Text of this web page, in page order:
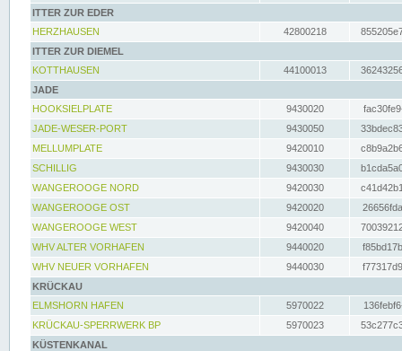
ITTER ZUR EDER
HERZHAUSEN
42800218
ITTER ZUR DIEMEL
KOTTHAUSEN
44100013
JADE
HOOKSIELPLATE
9430020
JADE-WESER-PORT
9430050
MELLUMPLATE
9420010
SCHILLIG
9430030
WANGEROOGE NORD
9420030
WANGEROOGE OST
9420020
WANGEROOGE WEST
9420040
WHV ALTER VORHAFEN
9440020
WHV NEUER VORHAFEN
9440030
KRÜCKAU
ELMSHORN HAFEN
5970022
KRÜCKAU-SPERRWERK BP
5970023
KÜSTENKANAL